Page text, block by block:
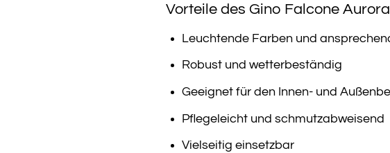
Vorteile des Gino Falcone
Leuchtende Farben und
Robust und wetterbeständig
Geeignet für den Innen- und
Pflegeleicht und schmutzabweisend
Vielseitig einsetzbar